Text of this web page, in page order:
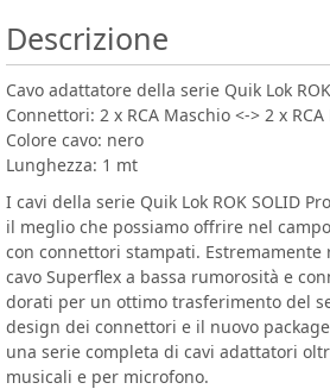
Descrizione
Cavo adattatore della serie Quik Lok
Connettori: 2 x RCA Maschio <-> 2 x
Colore cavo: nero
Lunghezza: 1 mt
I cavi della serie Quik Lok ROK SOLID
il meglio che possiamo offrire nel
con connettori stampati.
cavo Superflex a bassa rumorosità e
dorati per un ottimo trasferimento del
design dei connettori e il nuovo
una serie completa di cavi adattatori
musicali e per microfono.